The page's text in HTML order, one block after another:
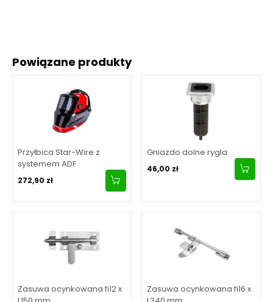
Powiązane produkty
Przyłbica Star-Wire z
systemem ADF
272,90 zł
Gniazdo dolne rygla
46,00 zł
Zasuwa ocynkowana fi12 x
Zasuwa ocynkowana fi16 x